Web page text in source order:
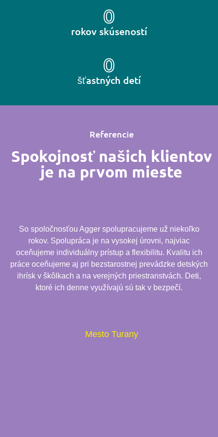
rokov skúseností
0
šťastných detí
0
Referencie
Spokojnosť našich klientov
je na prvom mieste
So spoločnosťou Agger spolupracujeme už niekoľko
rokov. Spolupráca je na vysokej úrovni, najviac
oceňujeme individuálny prístup a flexibilitu. Kvalitu ich
práce oceňujeme aj pri bezstarostnej prevádzke detských
ihrísk v škôlkach a na verejných priestranstvách. Deti,
ktoré ich denne využívajú sú tak v bezpečí.
Mesto Turany